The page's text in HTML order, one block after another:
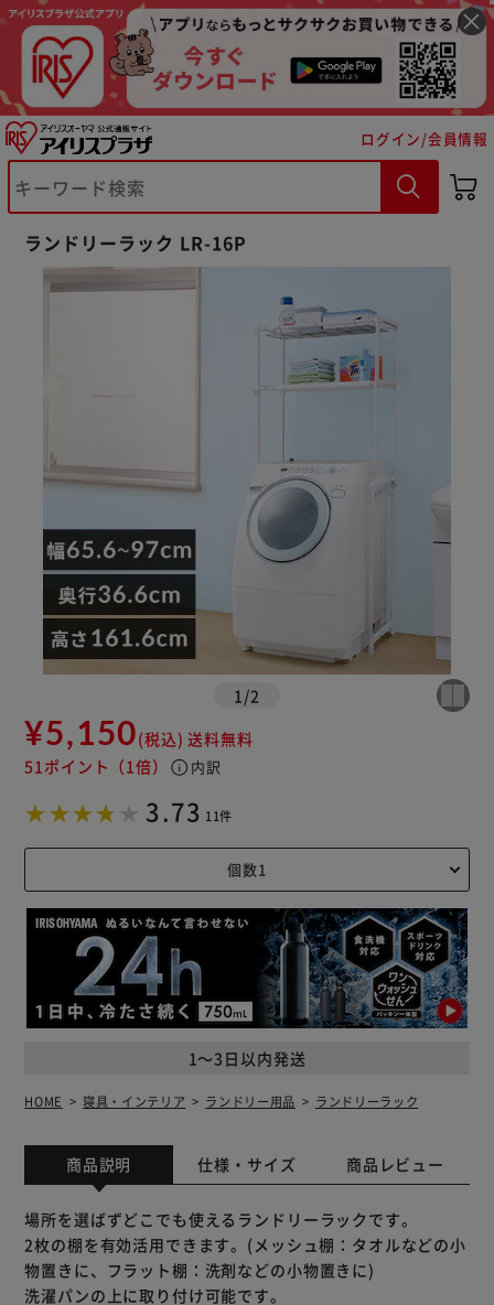
ログイン/会員情報
ランドリーラック LR-16P
1 /2
¥5,150(税込) 送料無料
51ポイント （1倍） info 内訳
3.73 11件
1～3日以内発送
HOME 寝具・インテリア ランドリー用品 ランドリーラック
商品説明 仕様・サイズ 商品レビュー
場所を選ばずどこでも使えるランドリーラックです。
2枚の棚を有効活用できます。(メッシュ棚：タオルなどの小
物置きに、フラット棚：洗剤などの小物置きに)
洗濯パンの上に取り付け可能です。
※ご確認ください
購入手続きへ